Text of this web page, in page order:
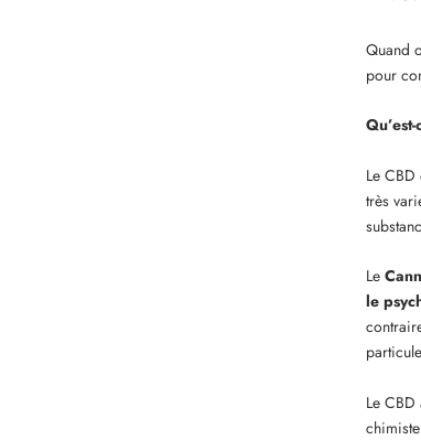
Quand
pour
Le CBD
très
Le
le
Le
chimiste